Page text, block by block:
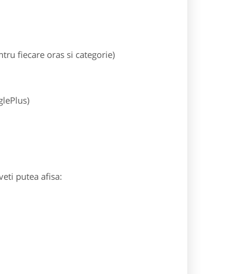
fiecare oras si categorie)
putea afisa: